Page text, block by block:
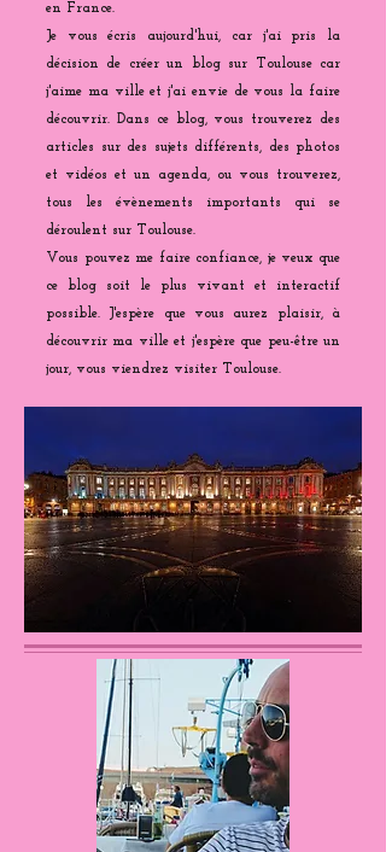
en France.
Je vous écris aujourd'hui, car j'ai pris la
décision de créer un blog sur Toulouse car
j'aime ma ville et j'ai envie de vous la faire
découvrir. Dans ce blog, vous trouverez des
articles sur des sujets différents, des photos
et vidéos et un agenda, ou vous trouverez,
tous les évènements importants qui se
déroulent sur Toulouse.
Vous pouvez me faire confiance, je veux que
ce blog soit le plus vivant et interactif
possible. J'espère que vous aurez plaisir, à
découvrir ma ville et j'espère que peu-être un
jour, vous viendrez visiter Toulouse.